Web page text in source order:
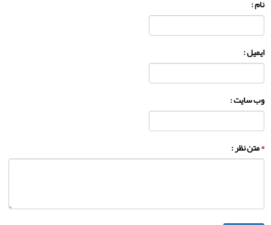
نام :
ایمیل :
وب سایت :
*متن نظر :